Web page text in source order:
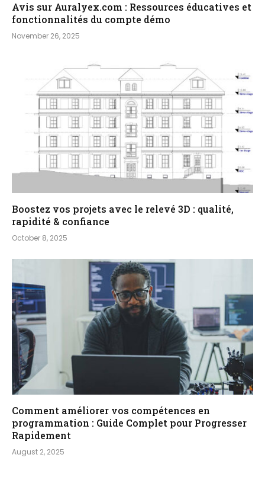
Avis sur Auralyex.com : Ressources éducatives et
fonctionnalités du compte démo
November 26, 2025
Boostez vos projets avec le relevé 3D : qualité,
rapidité & confiance
October 8, 2025
Comment améliorer vos compétences en
programmation : Guide Complet pour Progresser
Rapidement
August 2, 2025